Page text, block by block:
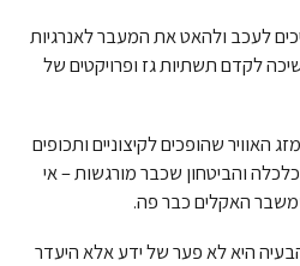
לעכב ולהאט את המעבר לאנרגיות
לקדם תשתיות גז ופרויקטים של
האוויר שהופכים לקיצוניים ותכופים
והביטחון שכבר מורגשות – אי
האקלים כבר פה.
היא לא פער של ידע אלא היעדר